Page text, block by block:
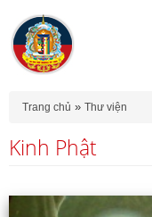
Bạn đang ở đây
Trang chủ » Thư viện
Kinh Phật